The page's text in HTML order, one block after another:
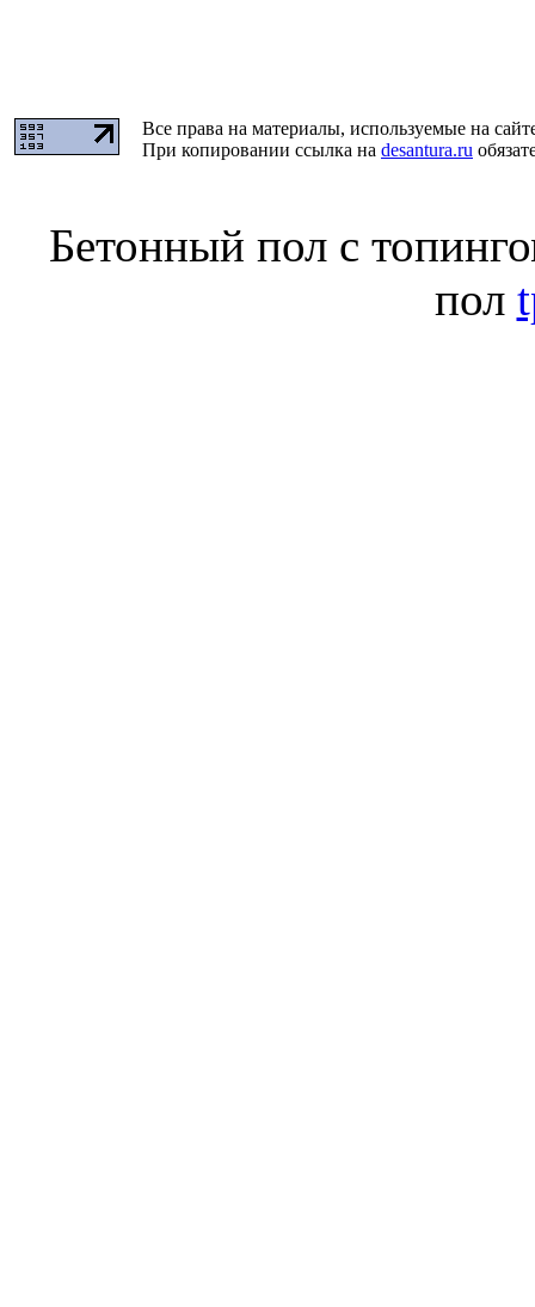
Все права на материалы, используемые на
При копировании ссылка на desantura.ru
Бетонный пол с
пол